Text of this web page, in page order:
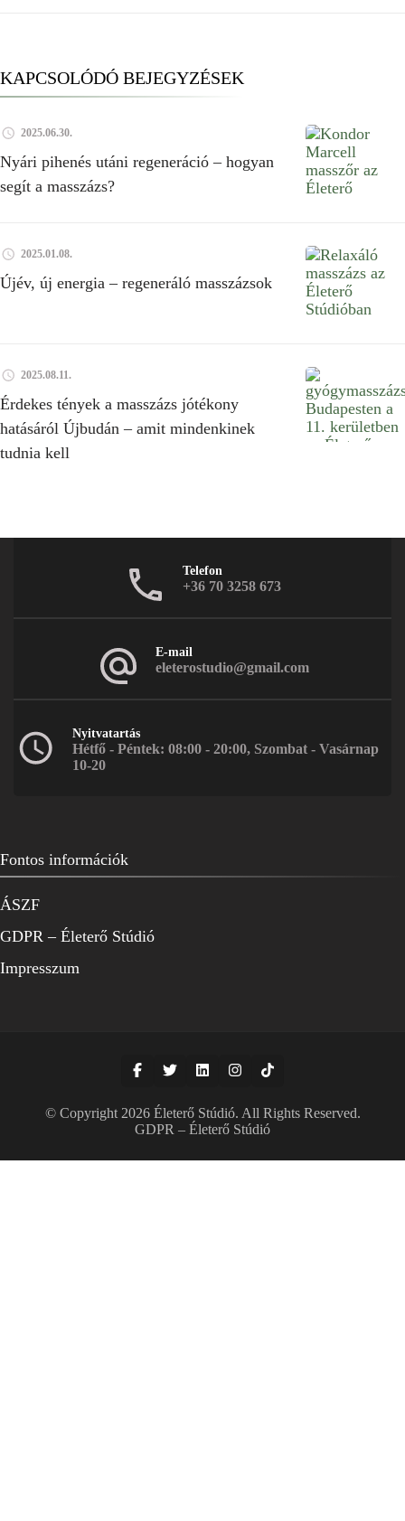
KAPCSOLÓDÓ BEJEGYZÉSEK
2025.06.30.
Nyári pihenés utáni regeneráció – hogyan
segít a masszázs?
2025.01.08.
Újév, új energia – regeneráló masszázsok
2025.08.11.
Érdekes tények a masszázs jótékony
hatásáról Újbudán – amit mindenkinek
tudnia kell
Telefon
+36 70 3258 673
E-mail
eleterostudio@gmail.com
Nyitvatartás
Hétfő - Péntek: 08:00 - 20:00, Szombat - Vasárnap
10-20
Fontos információk
ÁSZF
GDPR – Életerő Stúdió
Impresszum
© Copyright 2026 Életerő Stúdió. All Rights Reserved.
GDPR – Életerő Stúdió